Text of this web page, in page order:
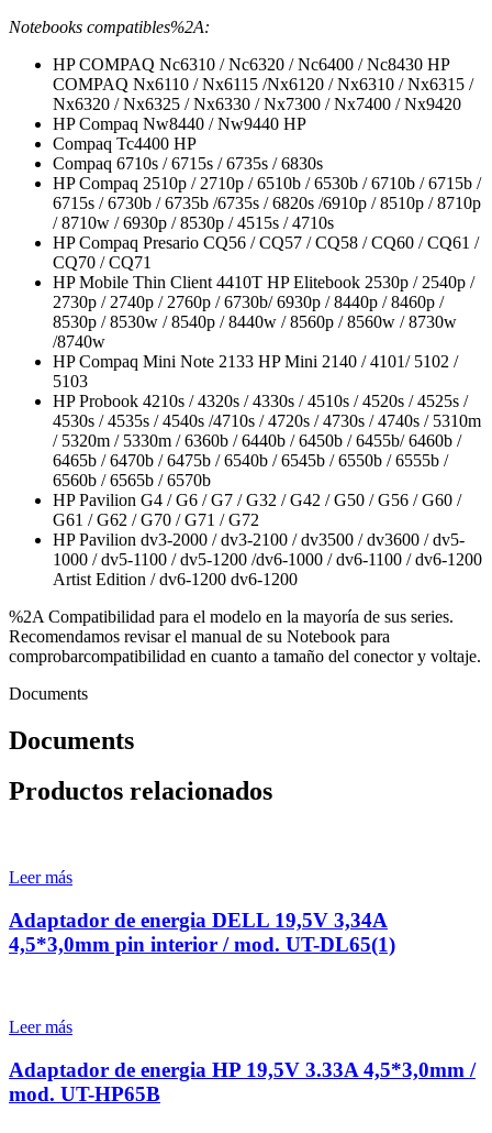
Notebooks compatibles%2A:
HP COMPAQ Nc6310 / Nc6320 / Nc6400 / Nc8430 HP
COMPAQ Nx6110 / Nx6115 /Nx6120 / Nx6310 / Nx6315 /
Nx6320 / Nx6325 / Nx6330 / Nx7300 / Nx7400 / Nx9420
HP Compaq Nw8440 / Nw9440 HP
Compaq Tc4400 HP
Compaq 6710s / 6715s / 6735s / 6830s
HP Compaq 2510p / 2710p / 6510b / 6530b / 6710b / 6715b /
6715s / 6730b / 6735b /6735s / 6820s /6910p / 8510p / 8710p
/ 8710w / 6930p / 8530p / 4515s / 4710s
HP Compaq Presario CQ56 / CQ57 / CQ58 / CQ60 / CQ61 /
CQ70 / CQ71
HP Mobile Thin Client 4410T HP Elitebook 2530p / 2540p /
2730p / 2740p / 2760p / 6730b/ 6930p / 8440p / 8460p /
8530p / 8530w / 8540p / 8440w / 8560p / 8560w / 8730w
/8740w
HP Compaq Mini Note 2133 HP Mini 2140 / 4101/ 5102 /
5103
HP Probook 4210s / 4320s / 4330s / 4510s / 4520s / 4525s /
4530s / 4535s / 4540s /4710s / 4720s / 4730s / 4740s / 5310m
/ 5320m / 5330m / 6360b / 6440b / 6450b / 6455b/ 6460b /
6465b / 6470b / 6475b / 6540b / 6545b / 6550b / 6555b /
6560b / 6565b / 6570b
HP Pavilion G4 / G6 / G7 / G32 / G42 / G50 / G56 / G60 /
G61 / G62 / G70 / G71 / G72
HP Pavilion dv3-2000 / dv3-2100 / dv3500 / dv3600 / dv5-
1000 / dv5-1100 / dv5-1200 /dv6-1000 / dv6-1100 / dv6-1200
Artist Edition / dv6-1200 dv6-1200
%2A Compatibilidad para el modelo en la mayoría de sus series.
Recomendamos revisar el manual de su Notebook para
comprobarcompatibilidad en cuanto a tamaño del conector y voltaje.
Documents
Documents
Productos relacionados
Leer más
Adaptador de energia DELL 19,5V 3,34A
4,5*3,0mm pin interior / mod. UT-DL65(1)
Leer más
Adaptador de energia HP 19,5V 3.33A 4,5*3,0mm /
mod. UT-HP65B